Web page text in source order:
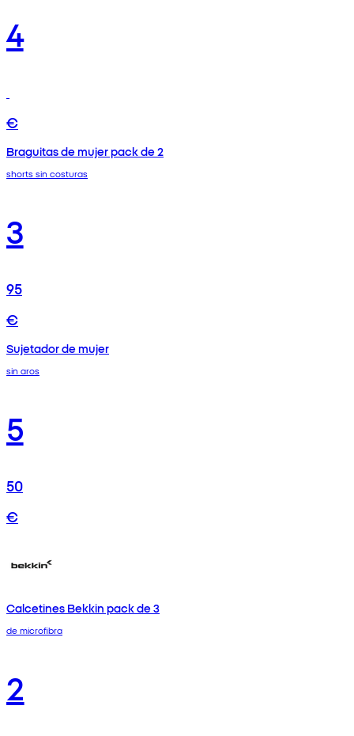
4
€
Braguitas de mujer pack de 2
shorts sin costuras
3
95
€
Sujetador de mujer
sin aros
5
50
€
Calcetines Bekkin pack de 3
de microfibra
2